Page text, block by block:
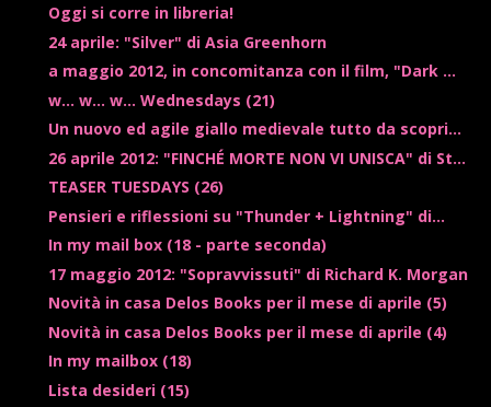
Oggi si corre in libreria!
24 aprile: "Silver" di Asia Greenhorn
a maggio 2012, in concomitanza con il film, "Dark ...
w... w... w... Wednesdays (21)
Un nuovo ed agile giallo medievale tutto da scopri...
26 aprile 2012: "FINCHÉ MORTE NON VI UNISCA" di St...
TEASER TUESDAYS (26)
Pensieri e riflessioni su "Thunder + Lightning" di...
In my mail box (18 - parte seconda)
17 maggio 2012: "Sopravvissuti" di Richard K. Morgan
Novità in casa Delos Books per il mese di aprile (5)
Novità in casa Delos Books per il mese di aprile (4)
In my mailbox (18)
Lista desideri (15)